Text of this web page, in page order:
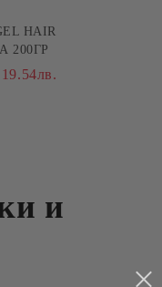
HAIR
200ГР
19.54лв.
и